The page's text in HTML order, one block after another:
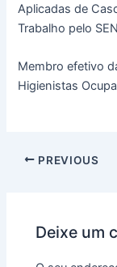
Aplicadas de
Trabalho pelo
Membro efetivo
Higienistas
PREVIOUS
Deixe um